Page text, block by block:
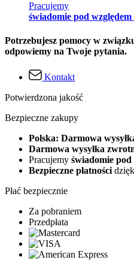
Pracujemy
świadomie pod
Potrzebujesz pomocy w
odpowiemy na Twoje pytania.
Kontakt
Potwierdzona jakość
Bezpieczne zakupy
Polska: Darmowa
Darmowa wysyłka
Pracujemy świadomie
Bezpieczne płatności
Płać bezpiecznie
Za pobraniem
Przedpłata